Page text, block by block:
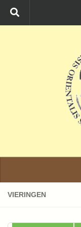
Ga naar de inhoud
VIERINGEN